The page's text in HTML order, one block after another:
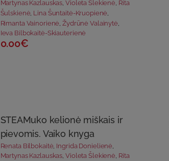
Martynas Kazlauskas, Violeta Šlekienė, Rita
Šulskienė Lina Šuntaitė-Kruopienė
Rimanta Vainorienė ,Žydrūnė Valainytė
Ieva Bilbokaitė-Skiauterienė
0.00€
STEAMuko kelionė miškais ir
pievomis. Vaiko knyga
Renata Bilbokaitė Ingrida Donielienė
Martynas Kazlauskas, Violeta Šlekienė, Rita